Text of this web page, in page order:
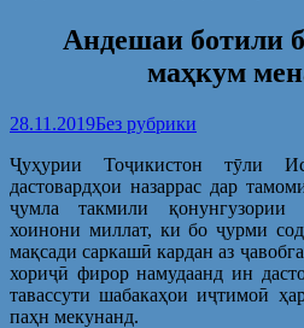
Андешаи ботили
маҳкум
28.11.2019Без рубрики
Ҷуҳурии Тоҷикистон тӯли
дастовардҳои назаррас дар
ҷумла такмили
хоинони миллат, ки бо ҷурми
мақсади саркашӣ кардан аз
хориҷӣ фирор намудаанд ин
тавассути шабакаҳои иҷтимоӣ
паҳн мекунанд.